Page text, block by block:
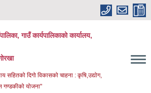
गाउँ कार्यपालिकाको कार्यालय,
सहितको दिगो विकासको चाहना : कृषि,उद्योग,
गण्डकीको योजना"